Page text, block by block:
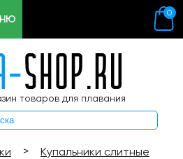
товаров для плавания
0
>
Купальники слитные